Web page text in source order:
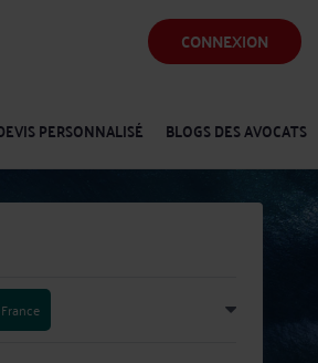
CONNEXION
PERSONNALISÉ BLOGS DES AVOCATS